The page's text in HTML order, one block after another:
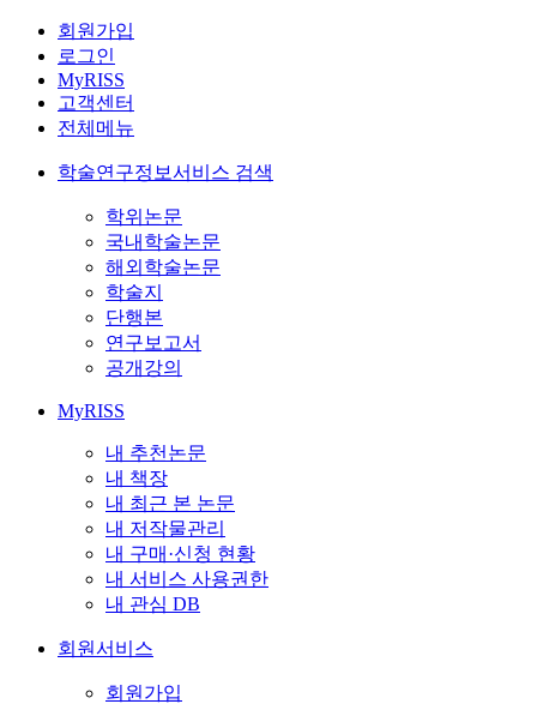
회원가입
로그인
MyRISS
고객센터
전체메뉴
학술연구정보서비스 검색
학위논문
국내학술논문
해외학술논문
학술지
단행본
연구보고서
공개강의
MyRISS
내 추천논문
내 책장
내 최근 본 논문
내 저작물관리
내 구매·신청 현황
내 서비스 사용권한
내 관심 DB
회원서비스
회원가입